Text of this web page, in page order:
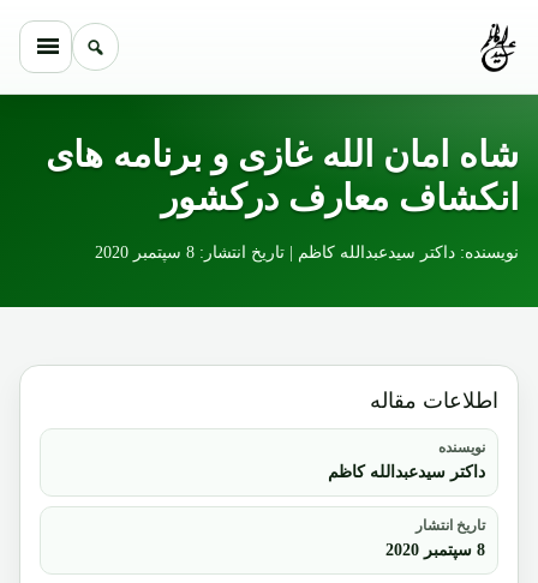
شاه امان الله غازی و برنامه های
انکشاف معارف درکشور
نویسنده: داکتر سیدعبدالله کاظم | تاریخ انتشار: 8 سپتمبر 2020
اطلاعات مقاله
نویسنده
داکتر سیدعبدالله کاظم
تاریخ انتشار
8 سپتمبر 2020